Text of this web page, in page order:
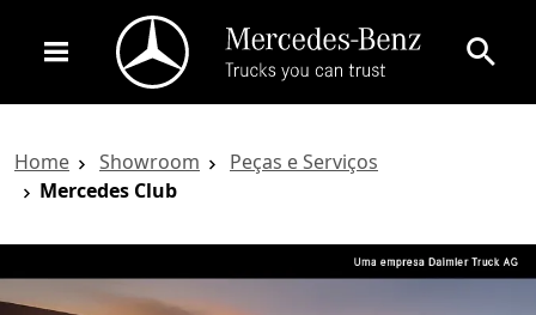
Home Showroom
Peças e Serviços
Mercedes Club